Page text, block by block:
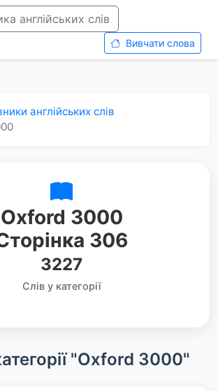
англійських слів
Вивчати слова
англійських слів
Oxford 3000
306
3227
Слів у категорії
"Oxford 3000"